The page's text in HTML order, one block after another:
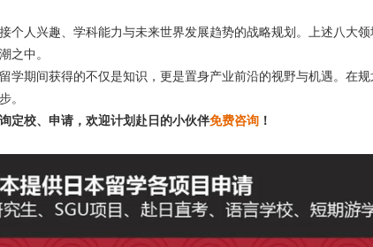
个人兴趣、学科能力与未来世界发展趋势的战略规划。上述八大
之中。
学期间获得的不仅是知识，更是置身产业前沿的视野与机遇。在
。
定校、申请，欢迎计划赴日的小伙伴免费咨询 ！